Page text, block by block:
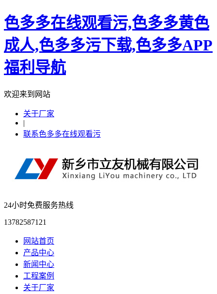
色多多在线观看污,色多多黄色
成人,色多多污下载,色多多APP
福利导航
欢迎来到网站
关于厂家
|
联系色多多在线观看污
24小时免费服务热线
13782587121
网站首页
产品中心
新闻中心
工程案例
关于厂家